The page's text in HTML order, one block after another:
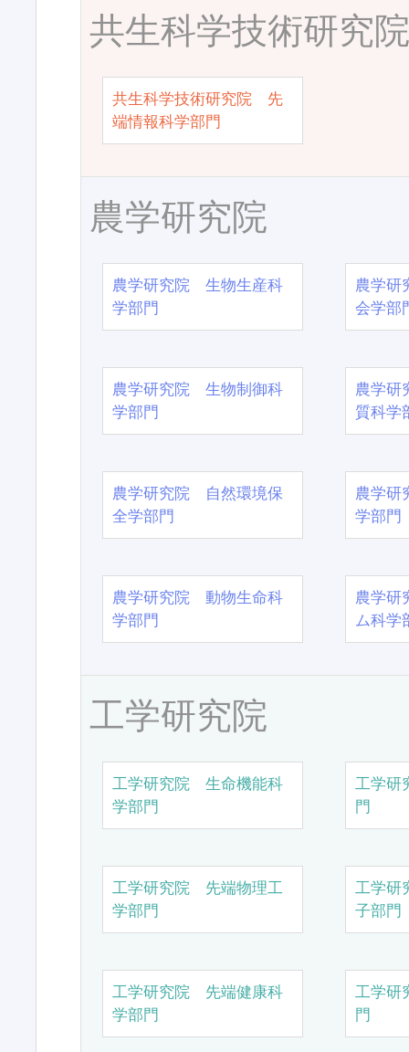
共生科学技術研究
共生科学技術研究院 先
端情報科学部門
農学研究院
農学研究院 生物生産科
学部門
農学
会学部
農学研究院 生物制御科
学部門
農学
質科学
農学研究院 自然環境保
全学部門
農学
学部門
農学研究院 動物生命科
学部門
農学
ム科学
工学研究院
工学研究院 生命機能科
学部門
工学研
門
工学研究院 先端物理工
学部門
工学研
子部門
工学研究院 先端健康科
学部門
工学研
門